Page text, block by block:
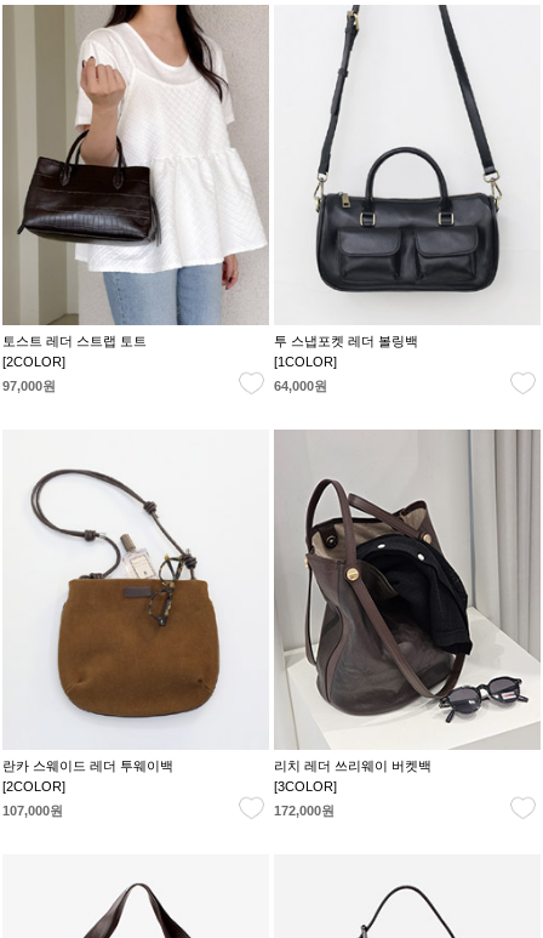
토스트 레더 스트랩 토트
[2COLOR]
97,000원
투 스냅포켓 레더 볼링백
[1COLOR]
64,000원
란카 스웨이드 레더 투웨이백
[2COLOR]
107,000원
리치 레더 쓰리웨이 버켓백
[3COLOR]
172,000원